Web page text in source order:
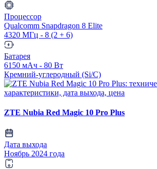
Процессор
Qualcomm Snapdragon 8 Elite
4320 МГц - 8 (2 + 6)
Батарея
6150 мАч - 80 Вт
Кремний-углеродный (Si/C)
ZTE Nubia Red Magic 10 Pro Plus
Дата выхода
Ноябрь 2024 года